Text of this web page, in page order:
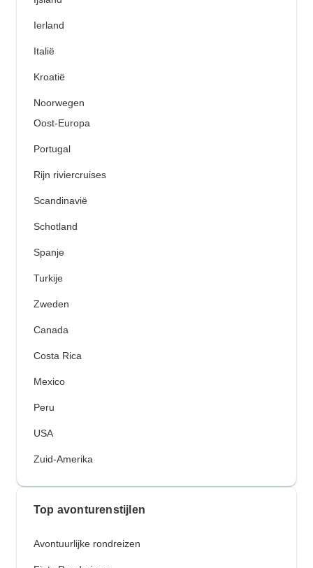
Ierland
Italië
Kroatië
Noorwegen
Oost-Europa
Portugal
Rijn riviercruises
Scandinavië
Schotland
Spanje
Turkije
Zweden
Canada
Costa Rica
Mexico
Peru
USA
Zuid-Amerika
Top avonturenstijlen
Avontuurlijke rondreizen